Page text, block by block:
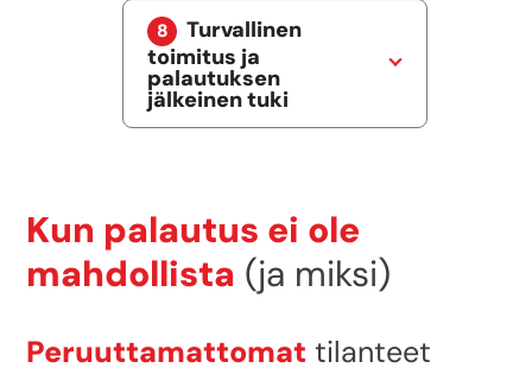
Turvallinen
toimitus ja
palautuksen
jälkeinen tuki
Kun palautus ei ole
mahdollista (ja miksi)
Peruuttamattomat tilanteet